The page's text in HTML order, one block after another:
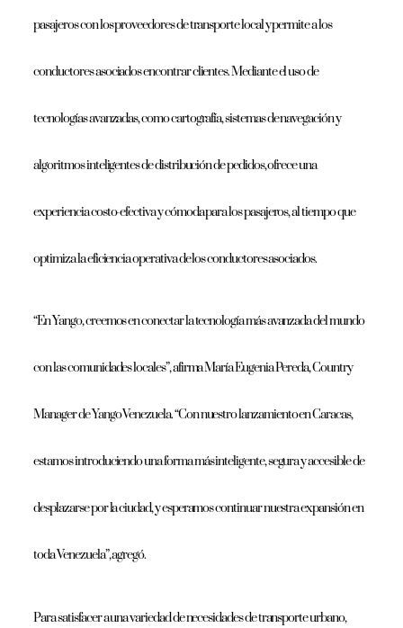
pasajeros con los proveedores de transporte local y permite a los
conductores asociados encontrar clientes. Mediante el uso de
tecnologías avanzadas, como cartografía, sistemas de navegación y
algoritmos inteligentes de distribución de pedidos, ofrece una
experiencia costo-efectiva y cómoda para los pasajeros, al tiempo que
optimiza la eficiencia operativa de los conductores asociados.
“En Yango, creemos en conectar la tecnología más avanzada del mundo
con las comunidades locales”, afirma María Eugenia Pereda, Country
Manager de Yango Venezuela. “Con nuestro lanzamiento en Caracas,
estamos introduciendo una forma más inteligente, segura y accesible de
desplazarse por la ciudad, y esperamos continuar nuestra expansión en
toda Venezuela”, agregó.
Para satisfacer a una variedad de necesidades de transporte urbano,